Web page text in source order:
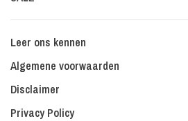
Leer ons kennen
Algemene voorwaarden
Disclaimer
Privacy Policy